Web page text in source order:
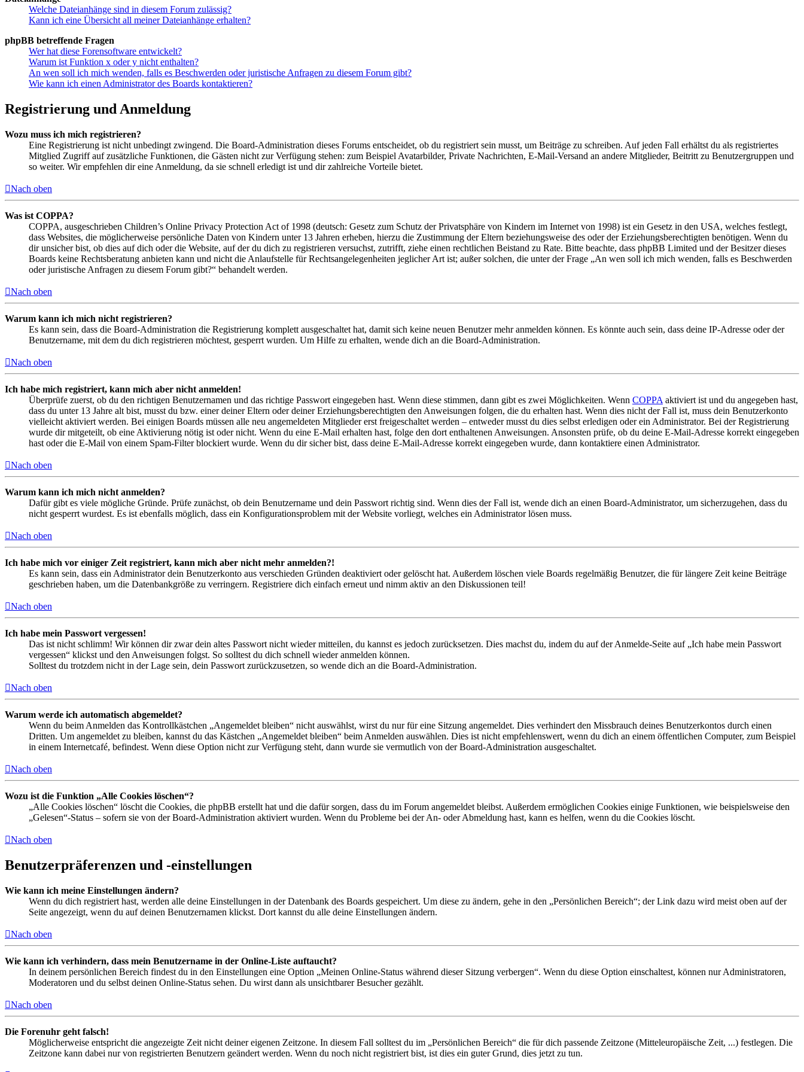
Welche Dateianhänge sind in diesem Forum zulässig?
Kann ich eine Übersicht all meiner Dateianhänge erhalten?
phpBB betreffende Fragen
Wer hat diese Forensoftware entwickelt?
Warum ist Funktion x oder y nicht enthalten?
An wen soll ich mich wenden, falls es Beschwerden oder juristische Anfragen zu diesem Forum gibt?
Wie kann ich einen Administrator des Boards kontaktieren?
Registrierung und Anmeldung
Wozu muss ich mich registrieren?
Eine Registrierung ist nicht unbedingt zwingend. Die Board-Administration dieses Forums entscheidet, ob du registriert sein musst, um Beiträge zu schreiben. Auf jeden Fall erhältst du als registriertes
Mitglied Zugriff auf zusätzliche Funktionen, die Gästen nicht zur Verfügung stehen: zum Beispiel Avatarbilder, Private Nachrichten, E-Mail-Versand an andere Mitglieder, Beitritt zu Benutzergruppen und
so weiter. Wir empfehlen dir eine Anmeldung, da sie schnell erledigt ist und dir zahlreiche Vorteile bietet.
Nach oben
Was ist COPPA?
COPPA, ausgeschrieben Children’s Online Privacy Protection Act of 1998 (deutsch: Gesetz zum Schutz der Privatsphäre von Kindern im Internet von 1998) ist ein Gesetz in den USA, welches festlegt,
dass Websites, die möglicherweise persönliche Daten von Kindern unter 13 Jahren erheben, hierzu die Zustimmung der Eltern beziehungsweise des oder der Erziehungsberechtigten benötigen. Wenn du
dir unsicher bist, ob dies auf dich oder die Website, auf der du dich zu registrieren versuchst, zutrifft, ziehe einen rechtlichen Beistand zu Rate. Bitte beachte, dass phpBB Limited und der Besitzer dieses
Boards keine Rechtsberatung anbieten kann und nicht die Anlaufstelle für Rechtsangelegenheiten jeglicher Art ist; außer solchen, die unter der Frage „An wen soll ich mich wenden, falls es Beschwerden
oder juristische Anfragen zu diesem Forum gibt?“ behandelt werden.
Nach oben
Warum kann ich mich nicht registrieren?
Es kann sein, dass die Board-Administration die Registrierung komplett ausgeschaltet hat, damit sich keine neuen Benutzer mehr anmelden können. Es könnte auch sein, dass deine IP-Adresse oder der
Benutzername, mit dem du dich registrieren möchtest, gesperrt wurden. Um Hilfe zu erhalten, wende dich an die Board-Administration.
Nach oben
Ich habe mich registriert, kann mich aber nicht anmelden!
Überprüfe zuerst, ob du den richtigen Benutzernamen und das richtige Passwort eingegeben hast. Wenn diese stimmen, dann gibt es zwei Möglichkeiten. Wenn COPPA aktiviert ist und du angegeben hast,
dass du unter 13 Jahre alt bist, musst du bzw. einer deiner Eltern oder deiner Erziehungsberechtigten den Anweisungen folgen, die du erhalten hast. Wenn dies nicht der Fall ist, muss dein Benutzerkonto
vielleicht aktiviert werden. Bei einigen Boards müssen alle neu angemeldeten Mitglieder erst freigeschaltet werden – entweder musst du dies selbst erledigen oder ein Administrator. Bei der Registrierung
wurde dir mitgeteilt, ob eine Aktivierung nötig ist oder nicht. Wenn du eine E-Mail erhalten hast, folge den dort enthaltenen Anweisungen. Ansonsten prüfe, ob du deine E-Mail-Adresse korrekt eingegeben
hast oder die E-Mail von einem Spam-Filter blockiert wurde. Wenn du dir sicher bist, dass deine E-Mail-Adresse korrekt eingegeben wurde, dann kontaktiere einen Administrator.
Nach oben
Warum kann ich mich nicht anmelden?
Dafür gibt es viele mögliche Gründe. Prüfe zunächst, ob dein Benutzername und dein Passwort richtig sind. Wenn dies der Fall ist, wende dich an einen Board-Administrator, um sicherzugehen, dass du
nicht gesperrt wurdest. Es ist ebenfalls möglich, dass ein Konfigurationsproblem mit der Website vorliegt, welches ein Administrator lösen muss.
Nach oben
Ich habe mich vor einiger Zeit registriert, kann mich aber nicht mehr anmelden?!
Es kann sein, dass ein Administrator dein Benutzerkonto aus verschieden Gründen deaktiviert oder gelöscht hat. Außerdem löschen viele Boards regelmäßig Benutzer, die für längere Zeit keine Beiträge
geschrieben haben, um die Datenbankgröße zu verringern. Registriere dich einfach erneut und nimm aktiv an den Diskussionen teil!
Nach oben
Ich habe mein Passwort vergessen!
Das ist nicht schlimm! Wir können dir zwar dein altes Passwort nicht wieder mitteilen, du kannst es jedoch zurücksetzen. Dies machst du, indem du auf der Anmelde-Seite auf „Ich habe mein Passwort
vergessen“ klickst und den Anweisungen folgst. So solltest du dich schnell wieder anmelden können.
Solltest du trotzdem nicht in der Lage sein, dein Passwort zurückzusetzen, so wende dich an die Board-Administration.
Nach oben
Warum werde ich automatisch abgemeldet?
Wenn du beim Anmelden das Kontrollkästchen „Angemeldet bleiben“ nicht auswählst, wirst du nur für eine Sitzung angemeldet. Dies verhindert den Missbrauch deines Benutzerkontos durch einen
Dritten. Um angemeldet zu bleiben, kannst du das Kästchen „Angemeldet bleiben“ beim Anmelden auswählen. Dies ist nicht empfehlenswert, wenn du dich an einem öffentlichen Computer, zum Beispiel
in einem Internetcafé, befindest. Wenn diese Option nicht zur Verfügung steht, dann wurde sie vermutlich von der Board-Administration ausgeschaltet.
Nach oben
Wozu ist die Funktion „Alle Cookies löschen“?
„Alle Cookies löschen“ löscht die Cookies, die phpBB erstellt hat und die dafür sorgen, dass du im Forum angemeldet bleibst. Außerdem ermöglichen Cookies einige Funktionen, wie beispielsweise den
„Gelesen“-Status – sofern sie von der Board-Administration aktiviert wurden. Wenn du Probleme bei der An- oder Abmeldung hast, kann es helfen, wenn du die Cookies löscht.
Nach oben
Benutzerpräferenzen und -einstellungen
Wie kann ich meine Einstellungen ändern?
Wenn du dich registriert hast, werden alle deine Einstellungen in der Datenbank des Boards gespeichert. Um diese zu ändern, gehe in den „Persönlichen Bereich“; der Link dazu wird meist oben auf der
Seite angezeigt, wenn du auf deinen Benutzernamen klickst. Dort kannst du alle deine Einstellungen ändern.
Nach oben
Wie kann ich verhindern, dass mein Benutzername in der Online-Liste auftaucht?
In deinem persönlichen Bereich findest du in den Einstellungen eine Option „Meinen Online-Status während dieser Sitzung verbergen“. Wenn du diese Option einschaltest, können nur Administratoren,
Moderatoren und du selbst deinen Online-Status sehen. Du wirst dann als unsichtbarer Besucher gezählt.
Nach oben
Die Forenuhr geht falsch!
Möglicherweise entspricht die angezeigte Zeit nicht deiner eigenen Zeitzone. In diesem Fall solltest du im „Persönlichen Bereich“ die für dich passende Zeitzone (Mitteleuropäische Zeit, ...) festlegen. Die
Zeitzone kann dabei nur von registrierten Benutzern geändert werden. Wenn du noch nicht registriert bist, ist dies ein guter Grund, dies jetzt zu tun.